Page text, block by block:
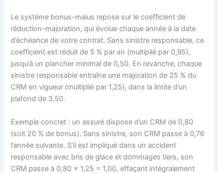
Le système bonus-malus repose sur le coefficient de
réduction-majoration, qui évolue chaque année à la date
d’échéance de votre contrat. Sans sinistre responsable, ce
coefficient est réduit de 5 % par an (multiplié par 0,95),
jusqu’à un plancher minimal de 0,50. En revanche, chaque
sinistre responsable entraîne une majoration de 25 % du
CRM en vigueur (multiplié par 1,25), dans la limite d’un
plafond de 3,50.
Exemple concret : un assuré dispose d’un CRM de 0,80
(soit 20 % de bonus). Sans sinistre, son CRM passe à 0,76
l’année suivante. S’il est impliqué dans un accident
responsable avec bris de glace et dommages tiers, son
CRM passe à 0,80 x 1,25 = 1,00, effaçant intégralement